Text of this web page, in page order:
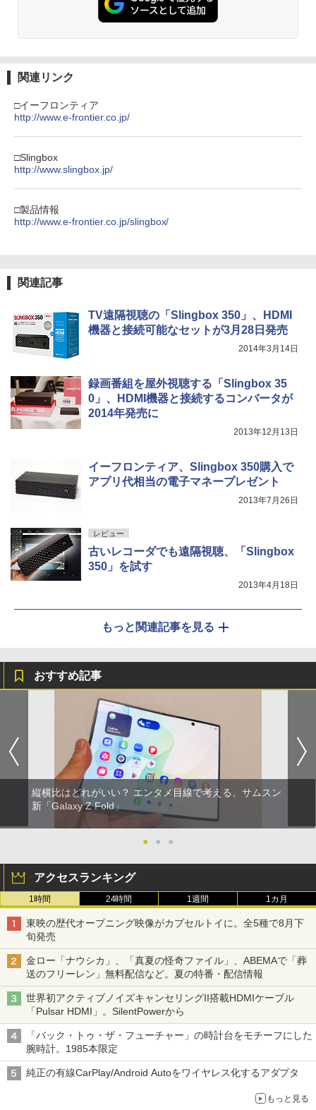
関連リンク
□イーフロンティア
http://www.e-frontier.co.jp/
□Slingbox
http://www.slingbox.jp/
□製品情報
http://www.e-frontier.co.jp/slingbox/
関連記事
TV遠隔視聴の「Slingbox 350」、HDMI
機器と接続可能なセットが3月28日発売
2014年3月14日
録画番組を屋外視聴する「Slingbox 35
0」、HDMI機器と接続するコンバータが
2014年発売に
2013年12月13日
イーフロンティア、Slingbox 350購入で
アプリ代相当の電子マネープレゼント
2013年7月26日
レビュー
古いレコーダでも遠隔視聴、「Slingbox
350」を試す
2013年4月18日
もっと関連記事を見る
おすすめ記事
縦横比はどれがいい？ エンタメ目線で考える、サムスン
新「Galaxy Z Fold」
● ● ●
アクセスランキング
1時間 24時間 1週間 1カ月
東映の歴代オープニング映像がカプセルトイに。全5種で8月下
旬発売
金ロー「ナウシカ」、「真夏の怪奇ファイル」、ABEMAで「葬
送のフリーレン」無料配信など。夏の特番・配信情報
世界初アクティブノイズキャンセリングII搭載HDMIケーブル
「Pulsar HDMI」。SilentPowerから
「バック・トゥ・ザ・フューチャー」の時計台をモチーフにした
腕時計。1985本限定
純正の有線CarPlay/Android Autoをワイヤレス化するアダプタ
もっと見る